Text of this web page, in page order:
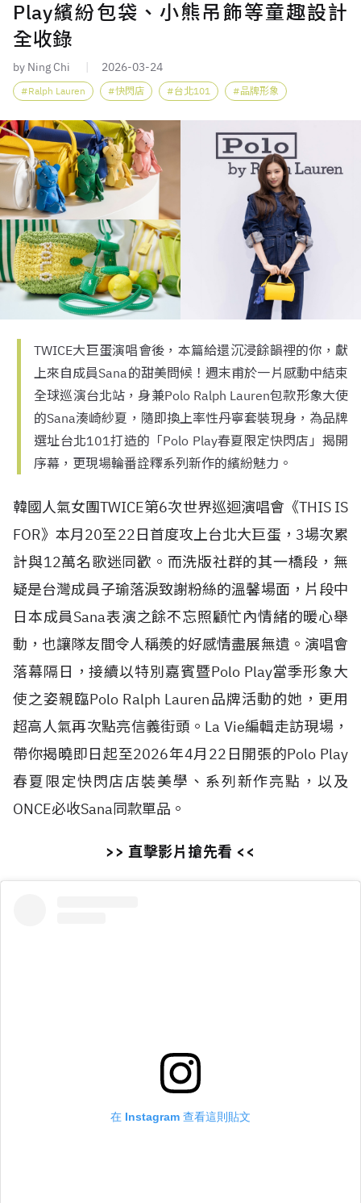
Play繽紛包袋、小熊吊飾等童趣設計
全收錄
by Ning Chi 2026-03-24
Ralph Lauren 快閃店 台北101 品牌形象
TWICE大巨蛋演唱會後，本篇給還沉浸餘韻裡的你，獻
上來自成員Sana的甜美問候！週末甫於一片感動中結束
全球巡演台北站，身兼Polo Ralph Lauren包款形象大使
的Sana湊崎紗夏，隨即換上率性丹寧套裝現身，為品牌
選址台北101打造的「Polo Play春夏限定快閃店」揭開
序幕，更現場輪番詮釋系列新作的繽紛魅力。
韓國人氣女團TWICE第6次世界巡迴演唱會《THIS IS
FOR》本月20至22日首度攻上台北大巨蛋，3場次累
計與12萬名歌迷同歡。而洗版社群的其一橋段，無
疑是台灣成員子瑜落淚致謝粉絲的溫馨場面，片段中
日本成員Sana表演之餘不忘照顧忙內情緒的暖心舉
動，也讓隊友間令人稱羨的好感情盡展無遺。演唱會
落幕隔日，接續以特別嘉賓暨Polo Play當季形象大
使之姿親臨Polo Ralph Lauren品牌活動的她，更用
超高人氣再次點亮信義街頭。La Vie編輯走訪現場，
帶你揭曉即日起至2026年4月22日開張的Polo Play
春夏限定快閃店店裝美學、系列新作亮點，以及
ONCE必收Sana同款單品。
>> 直擊影片搶先看 <<
在 Instagram 查看這則貼文